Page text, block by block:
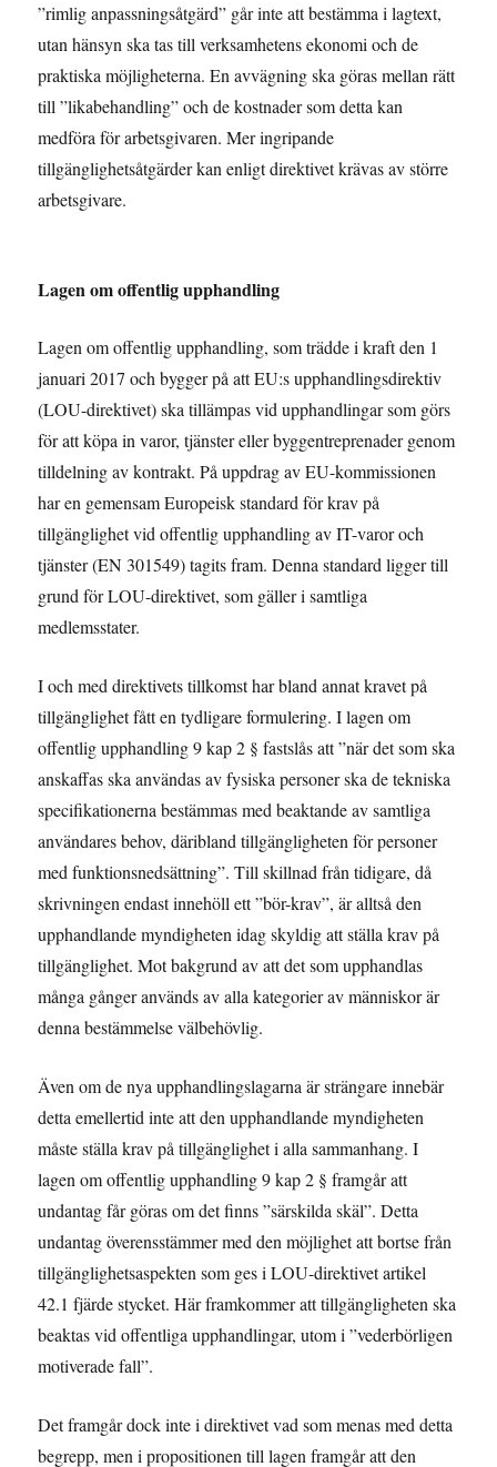
”rimlig anpassningsåtgärd” går inte att bestämma i lagtext,
utan hänsyn ska tas till verksamhetens ekonomi och de
praktiska möjligheterna. En avvägning ska göras mellan rätt
till ”likabehandling” och de kostnader som detta kan
medföra för arbetsgivaren. Mer ingripande
tillgänglighetsåtgärder kan enligt direktivet krävas av större
arbetsgivare.
Lagen om offentlig upphandling
Lagen om offentlig upphandling, som trädde i kraft den 1
januari 2017 och bygger på att EU:s upphandlingsdirektiv
(LOU-direktivet) ska tillämpas vid upphandlingar som görs
för att köpa in varor, tjänster eller byggentreprenader genom
tilldelning av kontrakt. På uppdrag av EU-kommissionen
har en gemensam Europeisk standard för krav på
tillgänglighet vid offentlig upphandling av IT-varor och
tjänster (EN 301549) tagits fram. Denna standard ligger till
grund för LOU-direktivet, som gäller i samtliga
medlemsstater.
I och med direktivets tillkomst har bland annat kravet på
tillgänglighet fått en tydligare formulering. I lagen om
offentlig upphandling 9 kap 2 § fastslås att ”när det som ska
anskaffas ska användas av fysiska personer ska de tekniska
specifikationerna bestämmas med beaktande av samtliga
användares behov, däribland tillgängligheten för personer
med funktionsnedsättning”. Till skillnad från tidigare, då
skrivningen endast innehöll ett ”bör-krav”, är alltså den
upphandlande myndigheten idag skyldig att ställa krav på
tillgänglighet. Mot bakgrund av att det som upphandlas
många gånger används av alla kategorier av människor är
denna bestämmelse välbehövlig.
Även om de nya upphandlingslagarna är strängare innebär
detta emellertid inte att den upphandlande myndigheten
måste ställa krav på tillgänglighet i alla sammanhang. I
lagen om offentlig upphandling 9 kap 2 § framgår att
undantag får göras om det finns ”särskilda skäl”. Detta
undantag överensstämmer med den möjlighet att bortse från
tillgänglighetsaspekten som ges i LOU-direktivet artikel
42.1 fjärde stycket. Här framkommer att tillgängligheten ska
beaktas vid offentliga upphandlingar, utom i ”vederbörligen
motiverade fall”.
Det framgår dock inte i direktivet vad som menas med detta
begrepp, men i propositionen till lagen framgår att den